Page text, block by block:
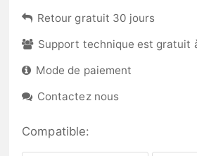
Retour gratuit 30 jours
Support technique est gratuit
Mode de paiement
Contactez nous
Compatible: